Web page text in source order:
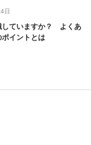
日
していますか？ よくあ
イントとは